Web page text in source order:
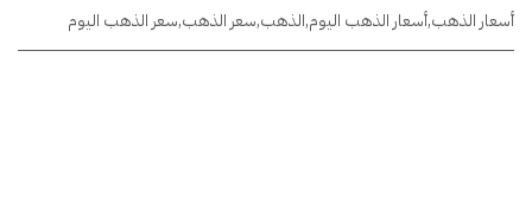
أسعار الذهب,أسعار الذهب اليوم,الذهب,سعر الذهب,سعر الذهب اليوم